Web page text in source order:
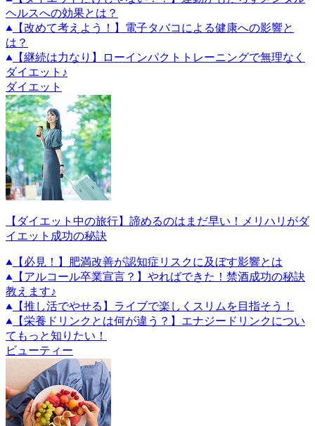
ヘルスへの効果とは？
【改めて考えよう！】電子タバコによる健康への影響と
は？
【継続は力なり】ローインパクトトレーニングで無理なく
ダイエット♪
ダイエット
【ダイエット中の旅行】諦めるのはまだ早い！メリハリがダ
イエット成功の秘訣
【必見！】肥満改善が認知症リスクに及ぼす影響とは
【アルコール卒業宣言？】やればできた！禁酒成功の秘訣
教えます♪
【推し活でやせる】ライブで楽しくスリムを目指そう！
【栄養ドリンクとは何が違う？】エナジードリンクについ
てもっと知りたい！
ビューティー